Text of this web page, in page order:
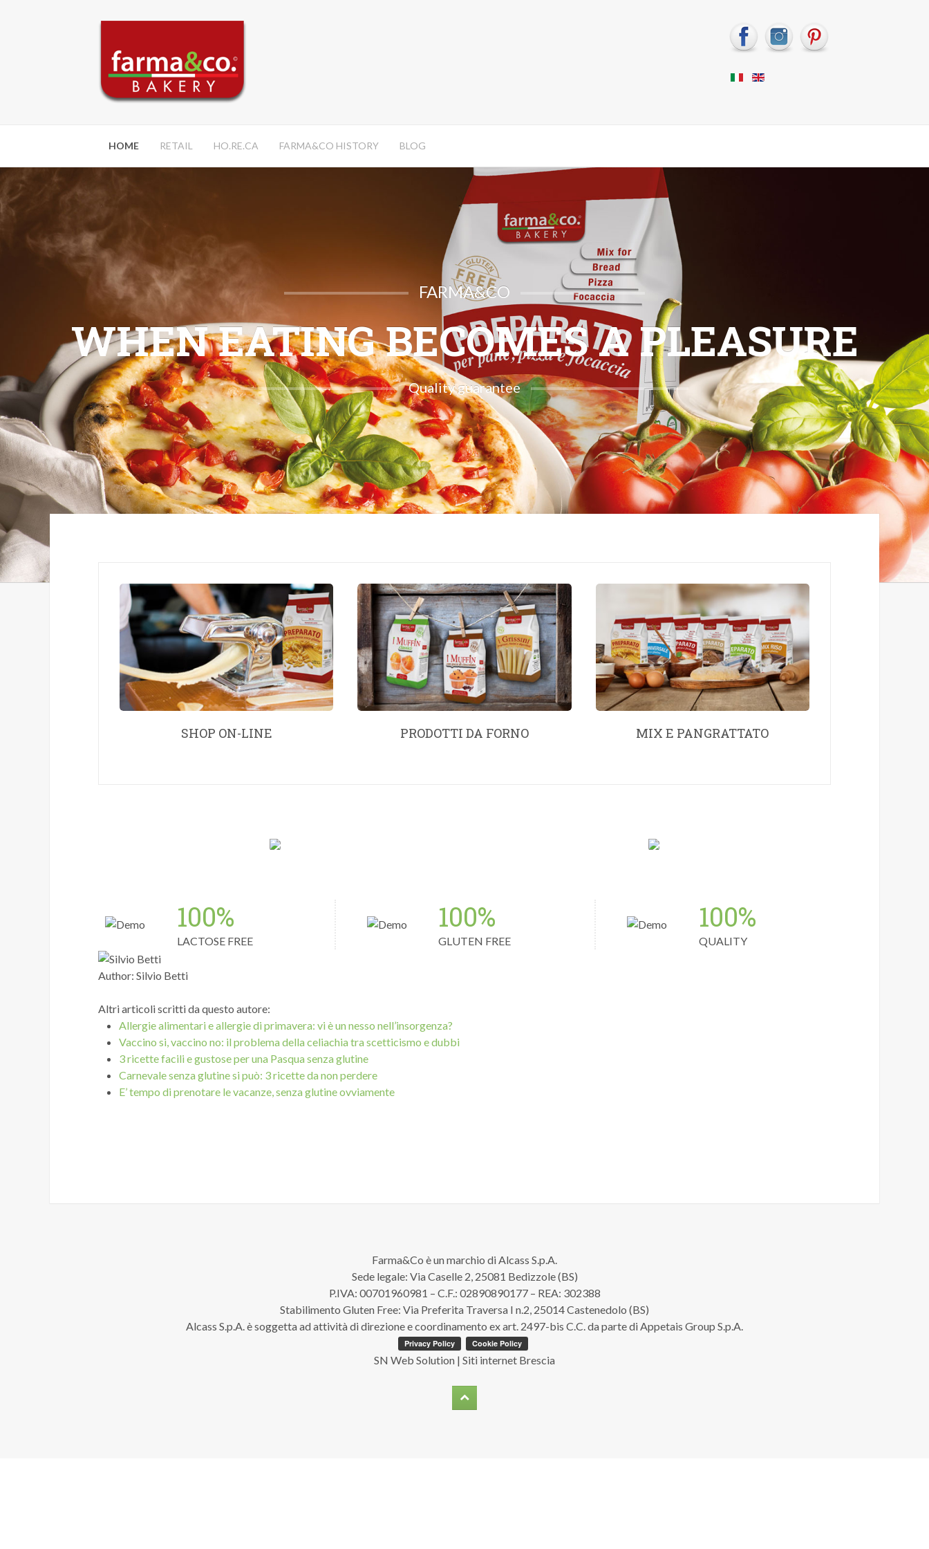
HOME RETAIL HO.RE.CA FARMA&CO HISTORY BLOG
FARMA&CO
WHEN EATING BECOMES A PLEASURE
Quality guarantee
SHOP ON-LINE PRODOTTI DA FORNO MIX E PANGRATTATO
100%
LACTOSE FREE
100%
GLUTEN FREE
100%
QUALITY
Author: Silvio Betti
Altri articoli scritti da questo autore:
Allergie alimentari e allergie di primavera: vi è un nesso nell’insorgenza?
Vaccino si, vaccino no: il problema della celiachia tra scetticismo e dubbi
3 ricette facili e gustose per una Pasqua senza glutine
Carnevale senza glutine si può: 3 ricette da non perdere
E’ tempo di prenotare le vacanze, senza glutine ovviamente
Farma&Co è un marchio di Alcass S.p.A.
Sede legale: Via Caselle 2, 25081 Bedizzole (BS)
P.IVA: 00701960981 – C.F.: 02890890177 – REA: 302388
Stabilimento Gluten Free: Via Preferita Traversa I n.2, 25014 Castenedolo (BS)
Alcass S.p.A. è soggetta ad attività di direzione e coordinamento ex art. 2497-bis C.C. da parte di Appetais Group S.p.A.
SN Web Solution | Siti internet Brescia